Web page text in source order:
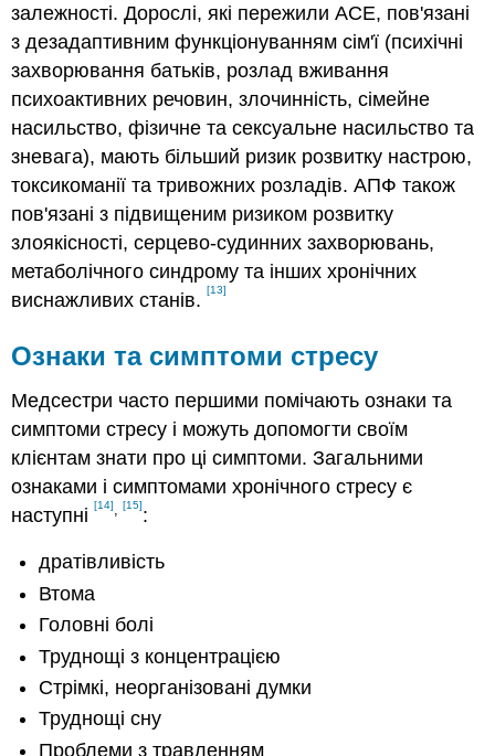
залежності. Дорослі, які пережили ACE, пов'язані
з дезадаптивним функціонуванням сім'ї (психічні
захворювання батьків, розлад вживання
психоактивних речовин, злочинність, сімейне
насильство, фізичне та сексуальне насильство та
зневага), мають більший ризик розвитку настрою,
токсикоманії та тривожних розладів. АПФ також
пов'язані з підвищеним ризиком розвитку
злоякісності, серцево-судинних захворювань,
метаболічного синдрому та інших хронічних
виснажливих станів.[13]
Ознаки та симптоми стресу
Медсестри часто першими помічають ознаки та
симптоми стресу і можуть допомогти своїм
клієнтам знати про ці симптоми. Загальними
ознаками і симптомами хронічного стресу є
наступні[14],[15]:
дратівливість
Втома
Головні болі
Труднощі з концентрацією
Стрімкі, неорганізовані думки
Труднощі сну
Проблеми з травленням